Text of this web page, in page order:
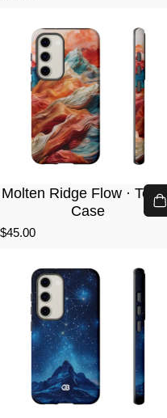
Molten Ridge Flow · Tough
Case
$45.00